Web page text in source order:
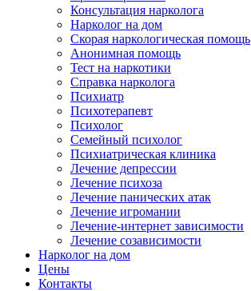
Консультация нарколога
Нарколог на дом
Скорая наркологическая помощь
Анонимная помощь
Тест на наркотики
Справка нарколога
Психиатр
Психотерапевт
Психолог
Семейный психолог
Психиатрическая клиника
Лечение депрессии
Лечение психоза
Лечение панических атак
Лечение игромании
Лечение-интернет зависимости
Лечение созависимости
Нарколог на дом
Цены
Контакты